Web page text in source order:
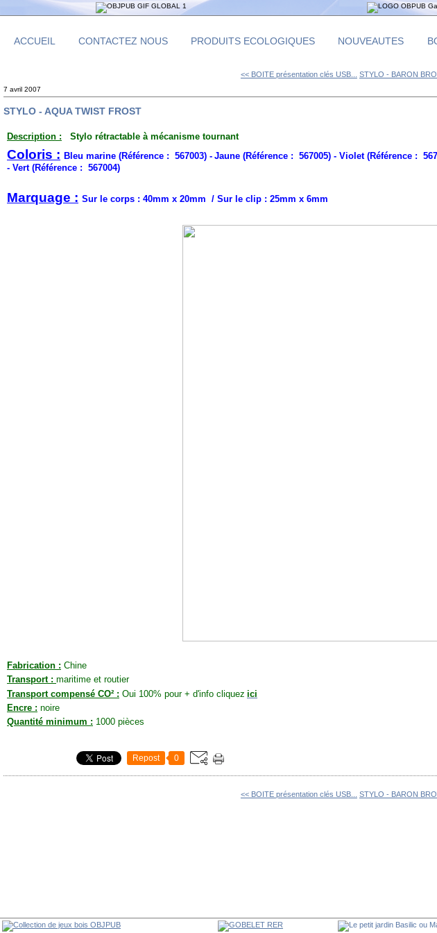
ACCUEIL CONTACTEZ NOUS PRODUITS ECOLOGIQUES NOUVEAUTES
<< BOITE présentation clés USB... STYLO - BARON
7 avril 2007
STYLO - AQUA TWIST FROST
Description : Stylo rétractable à mécanisme tournant
Coloris : Bleu marine (Référence : 567003) - Jaune (Référence : 567005) - Violet (Référence :
- Vert (Référence : 567004)
Marquage : Sur le corps : 40mm x 20mm / Sur le clip : 25mm x 6mm
Fabrication : Chine
Transport : maritime et routier
Transport compensé CO² : Oui 100% pour + d'info cliquez ici
Encre : noire
Quantité minimum : 1000 pièces
Repost 0
<< BOITE présentation clés USB... STYLO - BARON